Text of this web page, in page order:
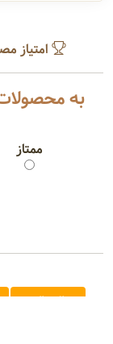
امتیاز
به
ممتاز
سالاد الویه